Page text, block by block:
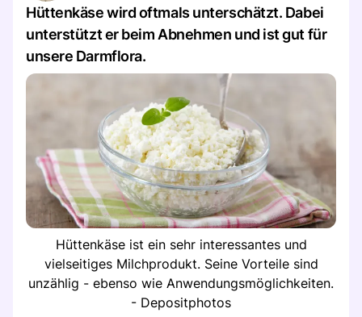
Hüttenkäse wird oftmals unterschätzt. Dabei
unterstützt er beim Abnehmen und ist gut für
unsere Darmflora.
Hüttenkäse ist ein sehr interessantes und
vielseitiges Milchprodukt. Seine Vorteile sind
unzählig - ebenso wie Anwendungsmöglichkeiten.
- Depositphotos